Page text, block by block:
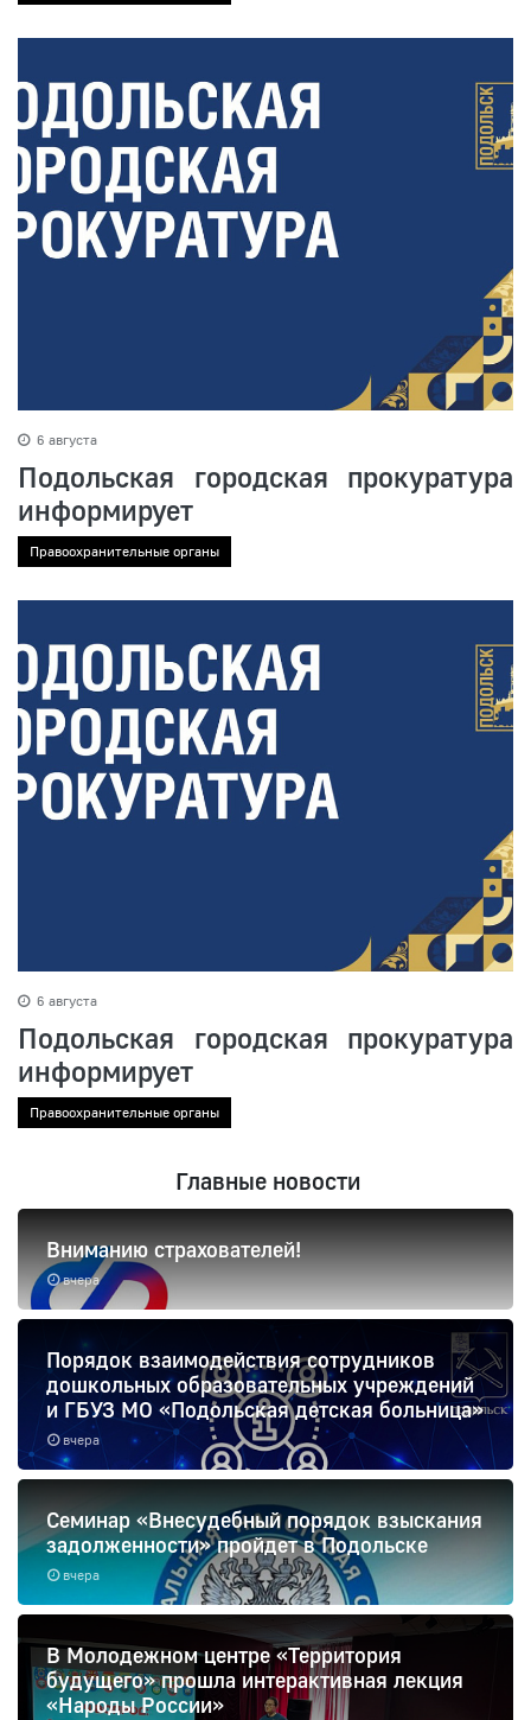
6 августа
Подольская городская прокуратура
информирует
Правоохранительные органы
6 августа
Подольская городская прокуратура
информирует
Правоохранительные органы
Главные новости
вчера
Вниманию страхователей!
вчера
Порядок взаимодействия сотрудников
дошкольных образовательных учреждений
и ГБУЗ МО «Подольская детская больница»
вчера
Семинар «Внесудебный порядок взыскания
задолженности» пройдет в Подольске
В Молодежном центре «Территория
будущего» прошла интерактивная лекция
«Народы России»